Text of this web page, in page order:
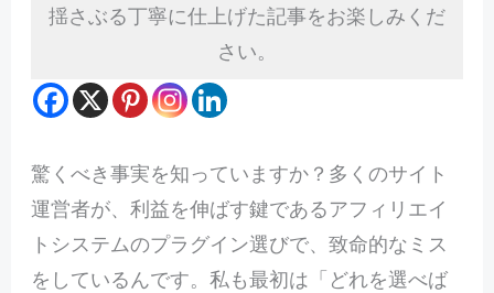
揺さぶる丁寧に仕上げた記事をお楽しみくだ
さい。
驚くべき事実を知っていますか？多くのサイト
運営者が、利益を伸ばす鍵であるアフィリエイ
トシステムのプラグイン選びで、致命的なミス
をしているんです。私も最初は「どれを選べば